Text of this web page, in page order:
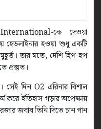
কে দেওয়া
হেডলাইনার হওয়া শুধু একটি
তার মতে, দেশি হিপ-হপ
প্রস্তুত।
দিন O2 এরিনার বিশাল
করে ইতিহাস গড়ার অপেক্ষায়
জবাব তিনি দিতে চান গান